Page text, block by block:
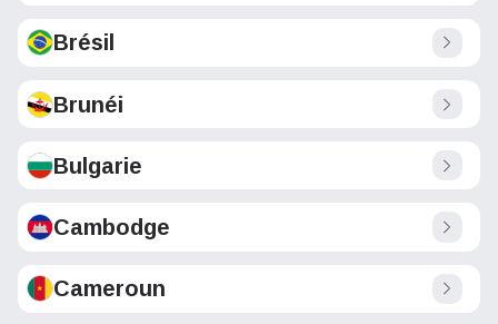
Brésil
Brunéi
Bulgarie
Cambodge
Cameroun